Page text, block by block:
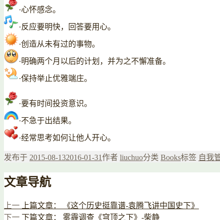
·心怀感念。
·反应要明快，回答要用心。
·创造从未有过的事物。
·明确两个月以后的计划，并为之不懈准备。
·保持举止优雅端庄。
·要有时间投资意识。
·不急于出结果。
·经常思考如何让他人开心。
发布于 2015-08-132016-01-31作者 liuchuo分类 Books标签 自我
文章导航
上一 上篇文章：
《这个历史挺靠谱-袁腾飞讲中国史下》
下一 下篇文章： 雾霾调查《穹顶之下》-柴静